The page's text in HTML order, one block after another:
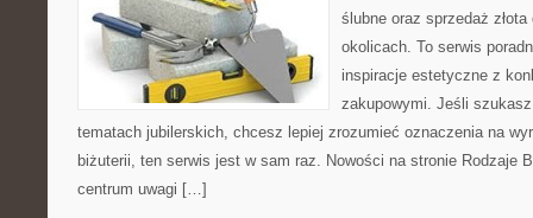
ślubne oraz sprzedaż
okolicach. To serwis
inspiracje estetyczne z
zakupowymi. Jeśli
tematach jubilerskich, chcesz lepiej zrozumieć oznaczenia na
biżuterii, ten serwis jest w sam raz. Nowości na stronie Rodzaje
centrum uwagi […]